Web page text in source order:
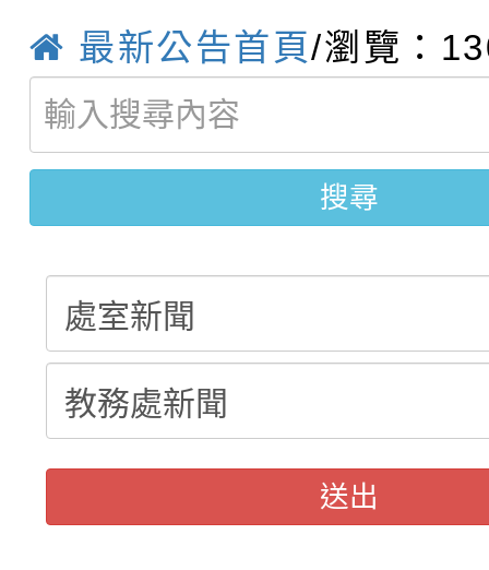
畫影片一案
劇比賽實施要點」及修
表
轉知：桃園市115年度
敬師藝文競賽』實施計
【甄選結果(第11招)】
學年度第1學期第7次
【甄選結果(第3招)】
結果(第3招)
最新公告首頁/瀏覽：
搜尋
送出